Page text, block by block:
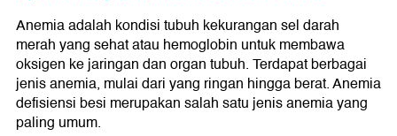
Diagnosis Anemia Defisiensi Besi
Pengobatan Anemia Defisiensi Besi
Kapan Harus ke Dokter?
Anemia adalah kondisi tubuh kekurangan sel darah
merah yang sehat atau hemoglobin untuk membawa
oksigen ke jaringan dan organ tubuh. Terdapat berbagai
jenis anemia, mulai dari yang ringan hingga berat. Anemia
defisiensi besi merupakan salah satu jenis anemia yang
paling umum.